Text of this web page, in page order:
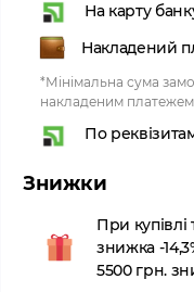
На карту
Накладений
*Мінімальна сума
накладеним
По
Знижки
При купівлі
знижка -
5500 грн.